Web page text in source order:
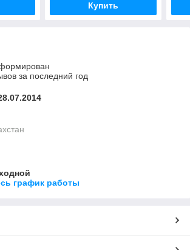
Купить
за последний год
график работы